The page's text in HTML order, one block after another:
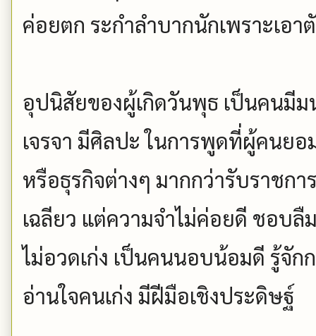
ค่อยตก ระกำลำบากนักเพราะเอา
อุปนิสัยของผู้เกิดวันพุธ เป็นคนมี
เจรจา มีศิลปะ ในการพูดที่ผู้คนย
หรือธุรกิจต่างๆ มากกว่ารับราชก
เฉลียว แต่ความจำไม่ค่อยดี ชอบลื
ไม่อวดเก่ง เป็นคนนอบน้อมดี รู้จั
อ่านใจคนเก่ง มีฝีมือเชิงประดิษฐ์